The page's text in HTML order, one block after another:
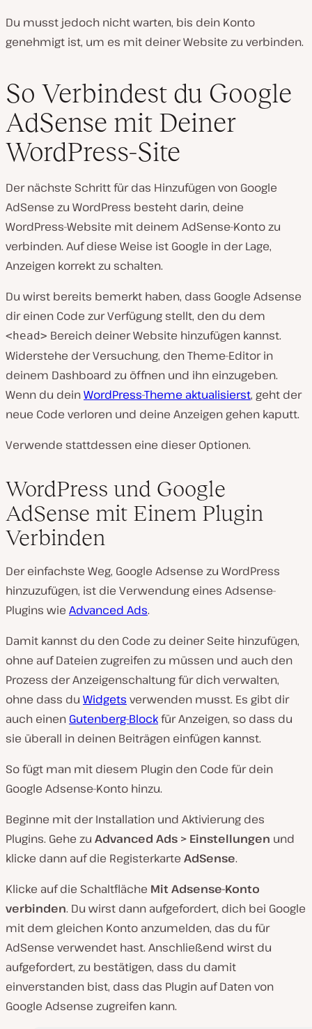
Du musst jedoch nicht warten, bis dein Konto
genehmigt ist, um es mit deiner Website zu verbinden.
So Verbindest du Google
AdSense mit Deiner
WordPress-Site
Der nächste Schritt für das Hinzufügen von Google
AdSense zu WordPress besteht darin, deine
WordPress-Website mit deinem AdSense-Konto zu
verbinden. Auf diese Weise ist Google in der Lage,
Anzeigen korrekt zu schalten.
Du wirst bereits bemerkt haben, dass Google Adsense
dir einen Code zur Verfügung stellt, den du dem
<head> Bereich deiner Website hinzufügen kannst.
Widerstehe der Versuchung, den Theme-Editor in
deinem Dashboard zu öffnen und ihn einzugeben.
Wenn du deinWordPress-Theme aktualisierst, geht der
neue Code verloren und deine Anzeigen gehen kaputt.
Verwende stattdessen eine dieser Optionen.
WordPress und Google
AdSense mit Einem Plugin
Verbinden
Der einfachste Weg, Google Adsense zu WordPress
hinzuzufügen, ist die Verwendung eines Adsense-
Plugins wie Advanced Ads.
Damit kannst du den Code zu deiner Seite hinzufügen,
ohne auf Dateien zugreifen zu müssen und auch den
Prozess der Anzeigenschaltung für dich verwalten,
ohne dass du Widgets verwenden musst. Es gibt dir
auch einen Gutenberg-Blockfür Anzeigen, so dass du
sie überall in deinen Beiträgen einfügen kannst.
So fügt man mit diesem Plugin den Code für dein
Google Adsense-Konto hinzu.
Beginne mit der Installation und Aktivierung des
Plugins. Gehe zu Advanced Ads > Einstellungen und
klicke dann auf die Registerkarte AdSense.
Klicke auf die Schaltfläche Mit Adsense-Konto
verbinden. Du wirst dann aufgefordert, dich bei Google
mit dem gleichen Konto anzumelden, das du für
AdSense verwendet hast. Anschließend wirst du
aufgefordert, zu bestätigen, dass du damit
einverstanden bist, dass das Plugin auf Daten von
Google Adsense zugreifen kann.